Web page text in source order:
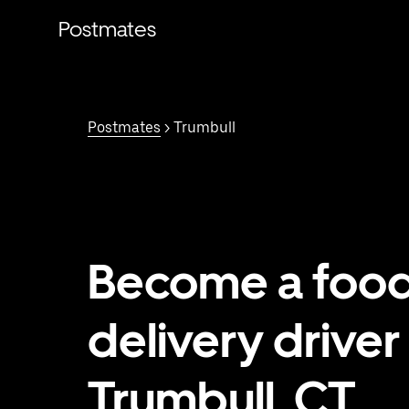
contenidoPostmates
Postmates > Trumbull
Become a
delivery driver